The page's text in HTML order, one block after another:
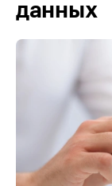
данных